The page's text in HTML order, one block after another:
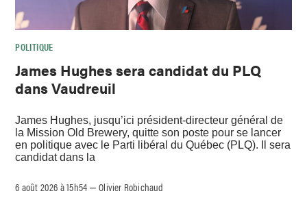
POLITIQUE
James Hughes sera candidat du PLQ
dans Vaudreuil
James Hughes, jusqu’ici président-directeur général de
la Mission Old Brewery, quitte son poste pour se lancer
en politique avec le Parti libéral du Québec (PLQ). Il sera
candidat dans la
6 août 2026 à 15h54 –Olivier Robichaud